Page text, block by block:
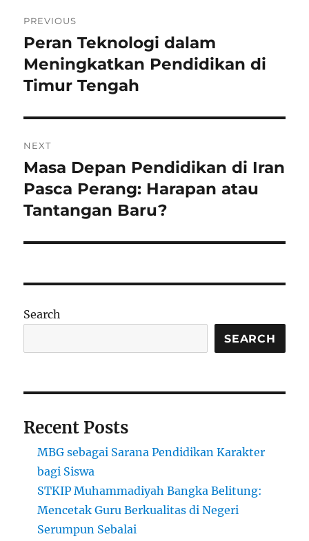
navigation
PREVIOUS
Previous
post:
Peran Teknologi dalam
Meningkatkan Pendidikan di
Timur Tengah
NEXT
Next
post:
Masa Depan Pendidikan di Iran
Pasca Perang: Harapan atau
Tantangan Baru?
Search
SEARCH
Recent Posts
MBG sebagai Sarana Pendidikan Karakter
bagi Siswa
STKIP Muhammadiyah Bangka Belitung:
Mencetak Guru Berkualitas di Negeri
Serumpun Sebalai